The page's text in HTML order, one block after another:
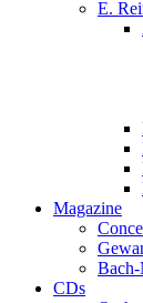
E.
Magazine
Bach-
CDs